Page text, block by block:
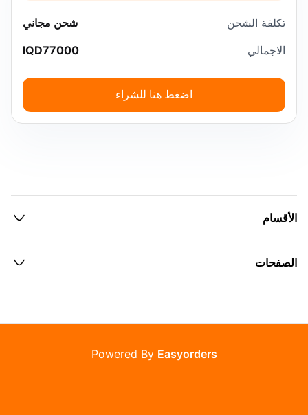
تكلفة الشحن
شحن مجاني
الاجمالي
77000
IQD
اضغط هنا للشراء
الأقسام
الصفحات
Powered By Easyorders